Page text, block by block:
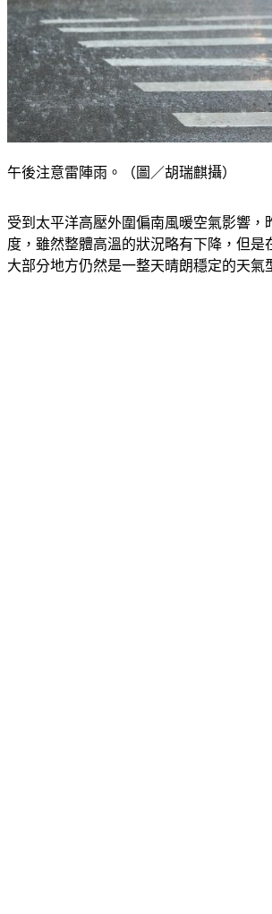
午後注意雷陣雨。（圖／胡瑞麒攝）
受到太平洋高壓外圍偏南風暖空氣影響，
度，雖然整體高溫的狀況略有下降，但
大部分地方仍然是一整天晴朗穩定的天氣